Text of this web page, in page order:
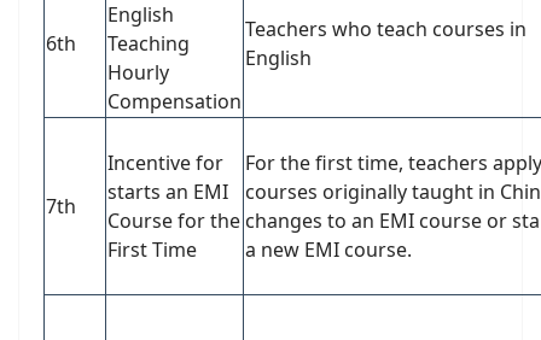
6th
English
Teaching
Hourly
Compensation
Teachers who teach courses in
English
7th
Incentive for
starts an EMI
Course for the
First Time
For the first time, teachers
courses originally taught in
changes to an EMI course or
a new EMI course.